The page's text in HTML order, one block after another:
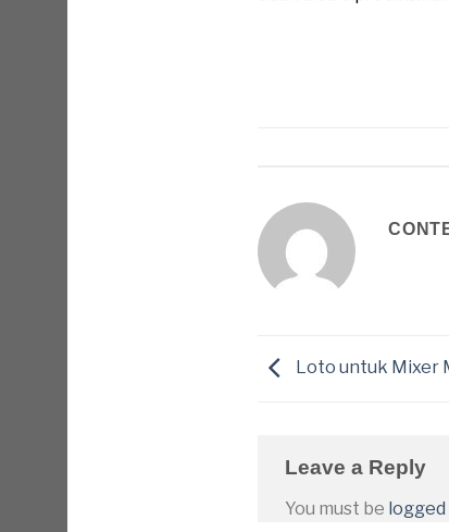
Loto untuk Mixer
Leave a Reply
You must be logged